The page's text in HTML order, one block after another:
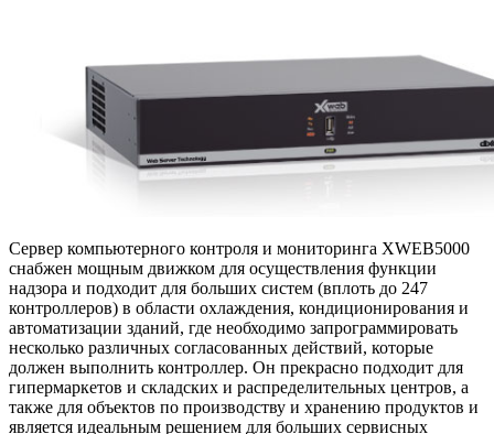
Сервер компьютерного контроля и мониторинга XWEB5000
снабжен мощным движком для осуществления функции
надзора и подходит для больших систем (вплоть до 247
контроллеров) в области охлаждения, кондиционирования и
автоматизации зданий, где необходимо запрограммировать
несколько различных согласованных действий, которые
должен выполнить контроллер. Он прекрасно подходит для
гипермаркетов и складских и распределительных центров, а
также для объектов по производству и хранению продуктов и
является идеальным решением для больших сервисных